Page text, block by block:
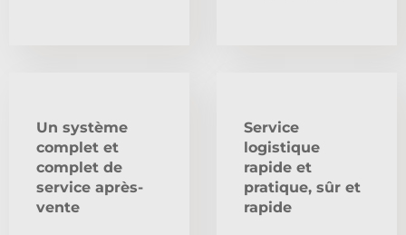
Un système
complet et
complet de
service après-
vente
Service
logistique
rapide et
pratique, sûr et
rapide